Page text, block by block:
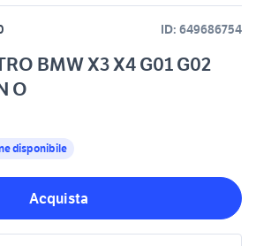
ID: 649686754
BMW X3 X4 G01 G02
O
disponibile
Acquista